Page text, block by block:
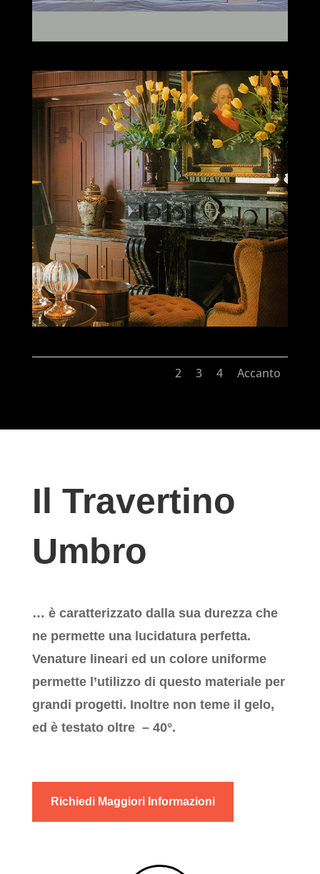
2 3 4 Accanto
Il Travertino
Umbro
… è caratterizzato dalla sua durezza che
ne permette una lucidatura perfetta.
Venature lineari ed un colore uniforme
permette l’utilizzo di questo materialeper
grandi progetti. Inoltre non teme il gelo,
ed è testato oltre – 40°.
Richiedi Maggiori Informazioni